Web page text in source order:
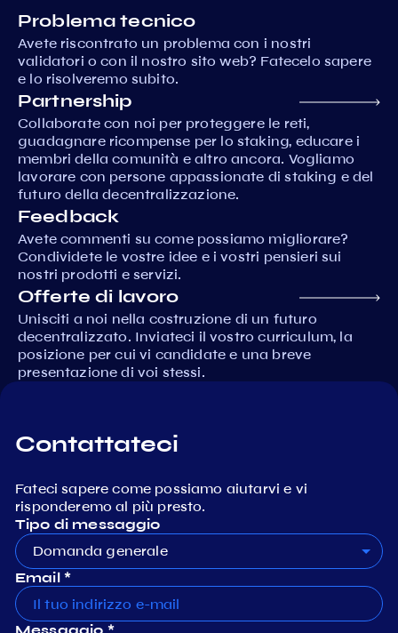
Problema tecnico
Avete riscontrato un problema con i nostri
validatori o con il nostro sito web? Fatecelo sapere
e lo risolveremo subito.
Partnership
Collaborate con noi per proteggere le reti,
guadagnare ricompense per lo staking, educare i
membri della comunità e altro ancora. Vogliamo
lavorare con persone appassionate di staking e del
futuro della decentralizzazione.
Feedback
Avete commenti su come possiamo migliorare?
Condividete le vostre idee e i vostri pensieri sui
nostri prodotti e servizi.
Offerte di lavoro
Unisciti a noi nella costruzione di un futuro
decentralizzato. Inviateci il vostro curriculum, la
posizione per cui vi candidate e una breve
presentazione di voi stessi.
Contattateci
Fateci sapere come possiamo aiutarvi e vi
risponderemo al più presto.
Tipo di messaggio
Domanda generale
Email *